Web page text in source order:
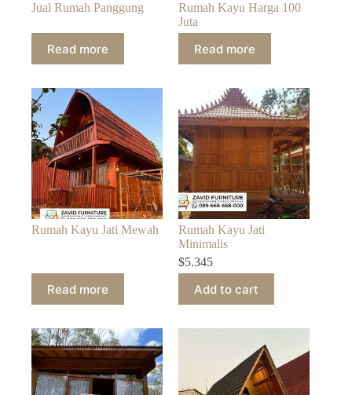
Jual Rumah Panggung
Read more
Rumah Kayu Harga 100
Juta
Read more
Rumah Kayu Jati Mewah
Read more
Rumah Kayu Jati
Minimalis
$5.345
Add to cart